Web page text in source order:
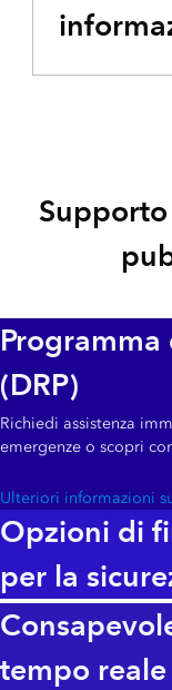
(DRP)
Richiedi assistenza
emergenze o scopri
Ulteriori informazioni
Opzioni di
per la
tempo reale